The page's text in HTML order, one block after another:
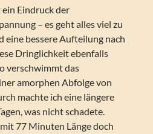
Eindruck der
– es geht alles viel zu
eine bessere Aufteilung nach
Dringlichkeit ebenfalls
verschwimmt das
amorphen Abfolge von
machte ich eine längere
was nicht schadete.
77 Minuten Länge doch